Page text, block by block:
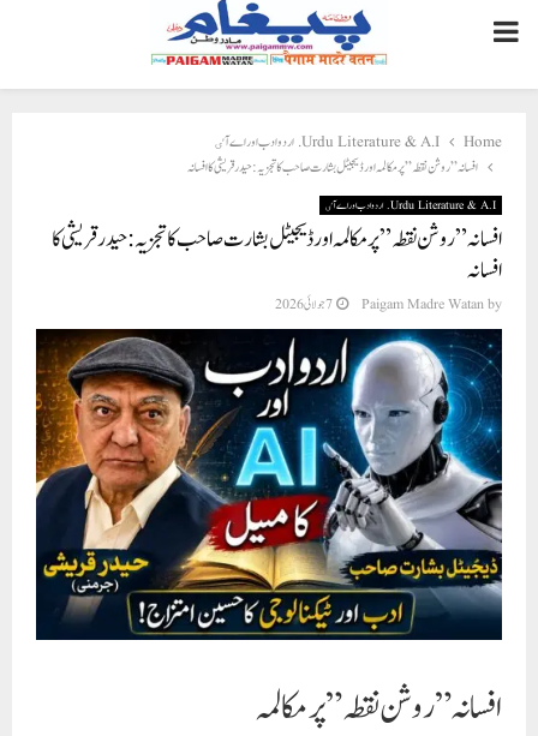
PRIMARY
MENU
Home
Urdu Literature & A.I. اردو ادب اور اے آٸ
افسانہ ” روشن نقطہ” پر مکالمہ اور ڈیجیٹل بشارت صاحب کا تجزيہ : حیدرقریشی کا افسانہ
Urdu Literature & A.I. اردو ادب اور اے آٸ
افسانہ ” روشن نقطہ” پر مکالمہ اور ڈیجیٹل بشارت صاحب کا تجزيہ : حیدرقریشی کا
افسانہ
by
Paigam Madre Watan 7 جولائی 2026
افسانہ ” روشن نقطہ” پر مکالمہ